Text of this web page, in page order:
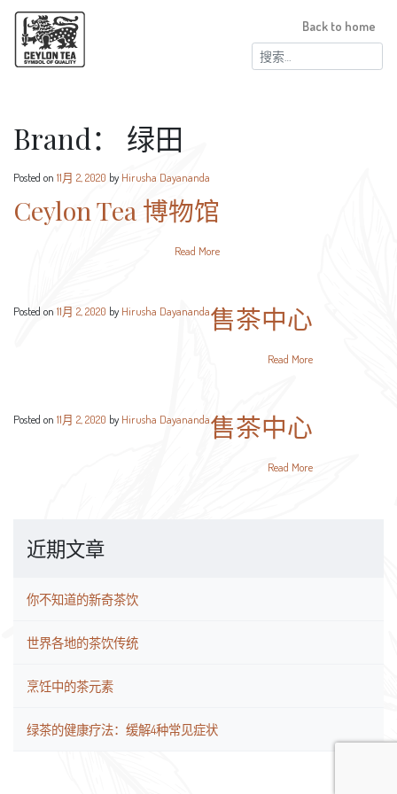
搜
索：
Back to home
Brand： 绿田
Posted on 11月 2, 2020 by Hirusha Dayananda
Ceylon Tea 博物馆
Read More
Posted on 11月 2, 2020 by Hirusha Dayananda售茶中心
Read More
Posted on 11月 2, 2020 by Hirusha Dayananda售茶中心
Read More
近期文章
你不知道的新奇茶饮
世界各地的茶饮传统
烹饪中的茶元素
绿茶的健康疗法：缓解4种常见症状